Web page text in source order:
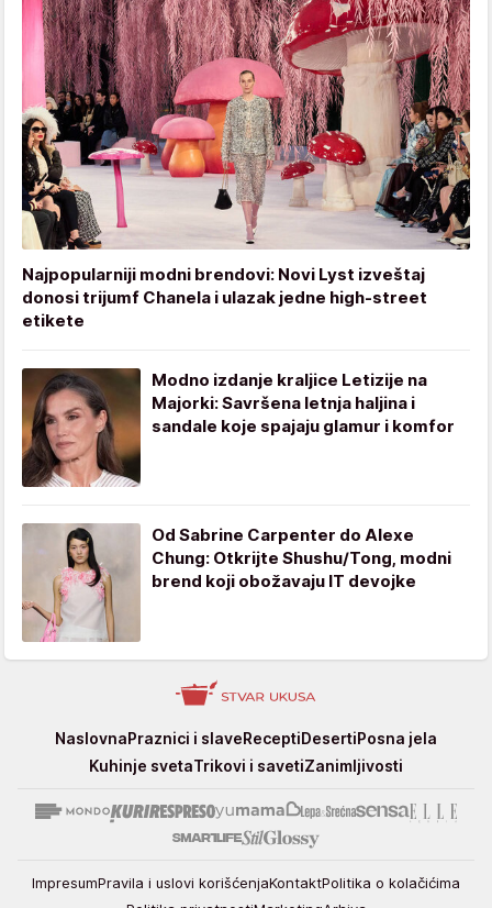
Najpopularniji modni brendovi: Novi Lyst izveštaj
donosi trijumf Chanela i ulazak jedne high-street
etikete
Modno izdanje kraljice Letizije na
Majorki: Savršena letnja haljina i
sandale koje spajaju glamur i komfor
Od Sabrine Carpenter do Alexe
Chung: Otkrijte Shushu/Tong, modni
brend koji obožavaju IT devojke
StvarNaslovnaPraznici i slaveReceptiDesertiPosna jela
Kuhinje svetaTrikovi i savetiZanimljivosti
ImpresumPravila i uslovi korišćenjaKontaktPolitika o kolačićima